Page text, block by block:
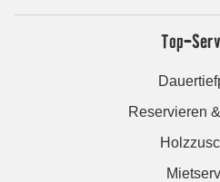
Top-
Reservieren